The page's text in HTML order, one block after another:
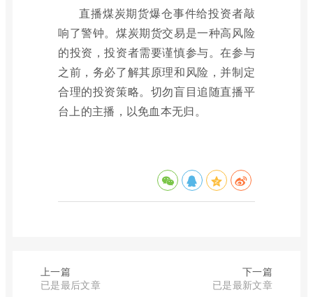
直播煤炭期货爆仓事件给投资者敲
响了警钟。煤炭期货交易是一种高风险
的投资，投资者需要谨慎参与。在参与
之前，务必了解其原理和风险，并制定
合理的投资策略。切勿盲目追随直播平
台上的主播，以免血本无归。
上一篇
已是最后文章
下一篇
已是最新文章